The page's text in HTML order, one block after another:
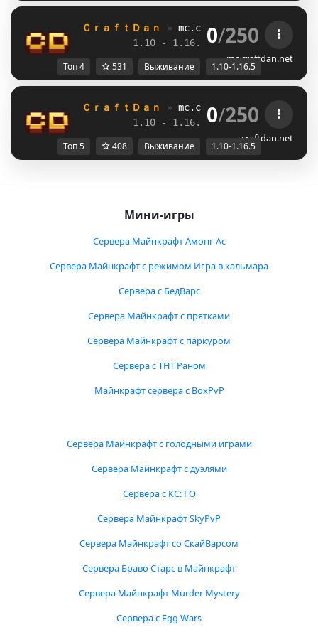
ＣｒａｆｔＤａｎ » mc.craftdan.net //
1.10 - 1.16.5 //
0/250
mc.craftdan.net
Топ 4 531 Выживание 1.10-1.16.5
ＣｒａｆｔＤａｎ » mc.craftdan.net //
1.10 - 1.16.5 //
0/250
craftdan.net
Топ 5 408 Выживание 1.10-1.16.5
Мини-игры
Сервера Майнкрафт Амонг Ас
Сервера Майнкрафт с режимом Игра в кальмара
Сервера с БедВарс
Сервера Майнкрафт с прятками
Сервера Майнкрафт с паркуром
Сервера с ТНТ Раном
Майнкрафт сервера с BoxPvP
Сервера Майнкрафт с голодными играми
Сервера Майнкрафт с дуэлями
Сервера с КС: ГО
Сервера Майнкрафт SkyPvP
Сервера Майнкрафт со СкайВарсом
Сервера Браво Старс в Майнкрафт
Сервера Майнкрафт Murder Mystery
Сервера с Egg Wars